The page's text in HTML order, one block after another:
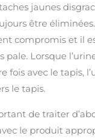
jaunes
être
compromis et il
pale. Lorsque
fois avec le tapis,
le tapis.
de traiter
le produit